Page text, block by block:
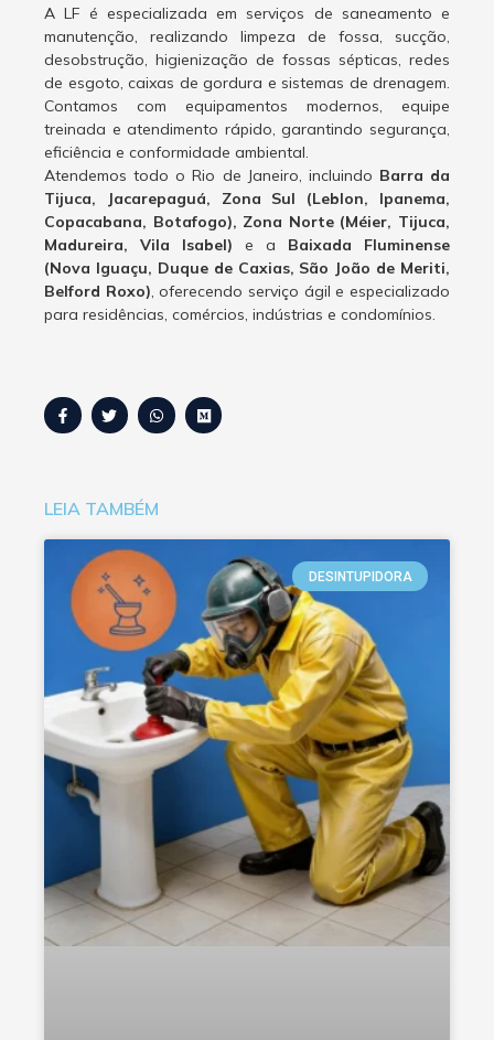
A LF é especializada em serviços de saneamento e
manutenção, realizando limpeza de fossa, sucção,
desobstrução, higienização de fossas sépticas, redes
de esgoto, caixas de gordura e sistemas de drenagem.
Contamos com equipamentos modernos, equipe
treinada e atendimento rápido, garantindo segurança,
eficiência e conformidade ambiental.
Atendemos todo o Rio de Janeiro, incluindo Barra da
Tijuca, Jacarepaguá, Zona Sul (Leblon, Ipanema,
Copacabana, Botafogo), Zona Norte (Méier, Tijuca,
Madureira, Vila Isabel) e a Baixada Fluminense
(Nova Iguaçu, Duque de Caxias, São João de Meriti,
Belford Roxo), oferecendo serviço ágil e especializado
para residências, comércios, indústrias e condomínios.
LEIA TAMBÉM
DESINTUPIDORA